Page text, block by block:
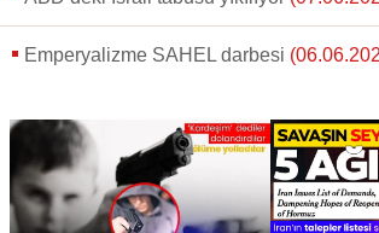
Emperyalizme SAHEL darbesi